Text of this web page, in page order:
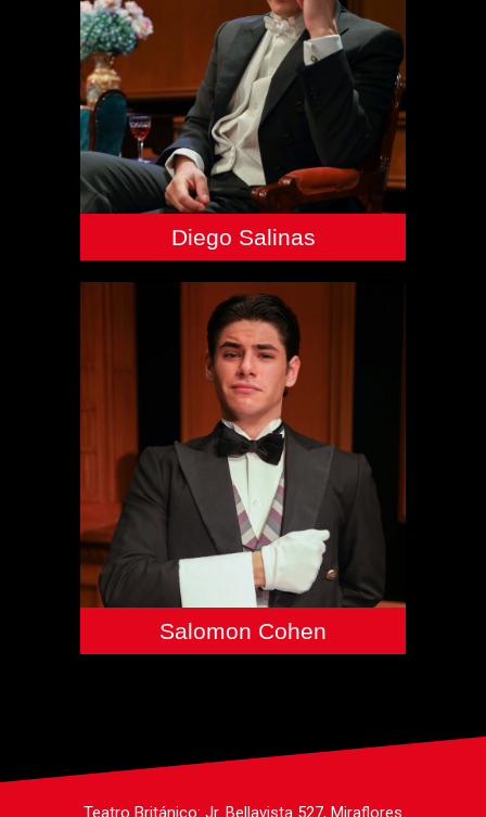
Diego Salinas
Salomon Cohen
Teatro Británico: Jr. Bellavista 527, Miraflores